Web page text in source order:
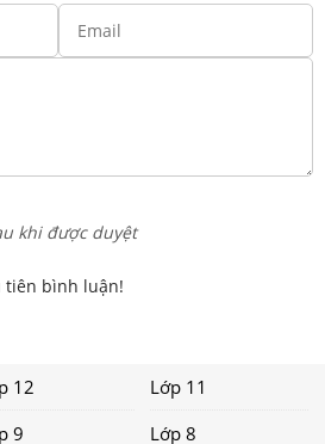
khi được duyệt
tiên bình luận!
12
Lớp 11
9
Lớp 8